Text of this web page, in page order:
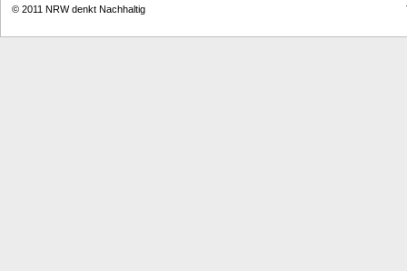
© 2011 NRW denkt Nachhaltig